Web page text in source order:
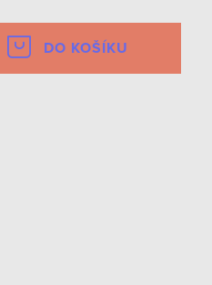
DO KOŠÍKU